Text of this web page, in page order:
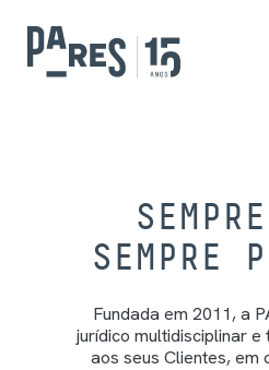
SEMPRE
Fundada em 2011, a
jurídico multidisciplinar
aos seus Clientes, em